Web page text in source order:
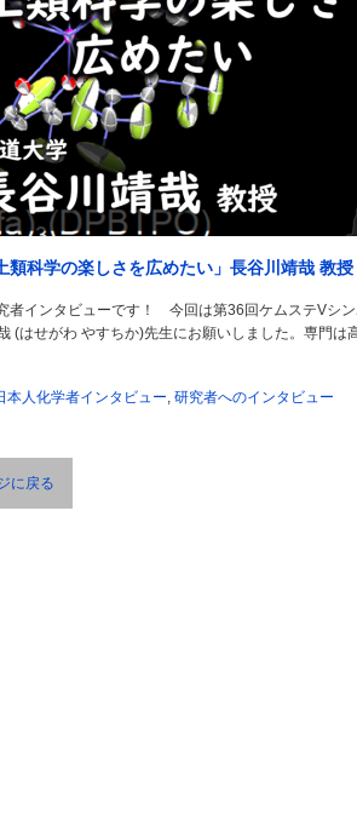
類科学の楽しさを広めたい」長谷川靖哉 教授
者インタビューです！ 今回は第36回ケムステVシ
(はせがわ やすちか)先生にお願いしました。専門
本人化学者インタビュー, 研究者へのインタビュー
に戻る